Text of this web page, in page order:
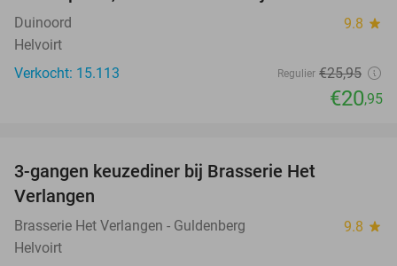
Duinoord 9.8 star
Helvoirt
Verkocht: 15.113
Regulier €25,95
€20,95
3-gangen keuzediner bij Brasserie Het
Verlangen
Brasserie Het Verlangen - Guldenberg 9.8 star
Helvoirt